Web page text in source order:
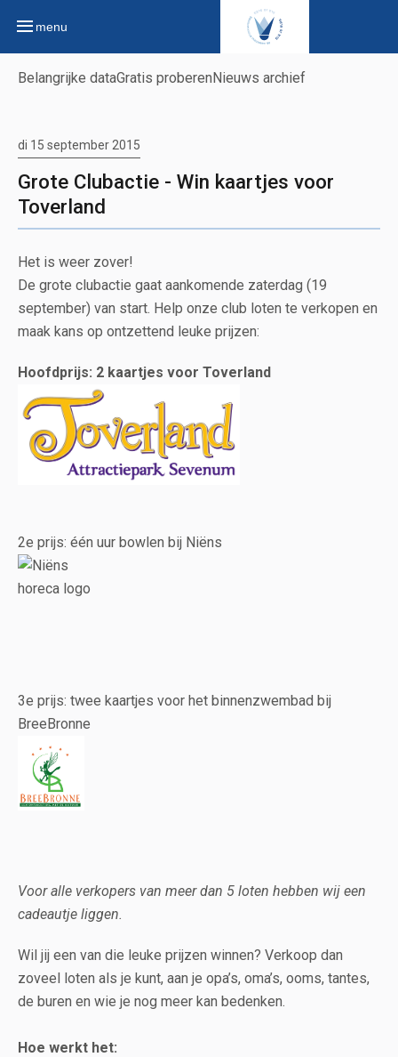
menu
Belangrijke dataGratis proberen Nieuws archief
di 15 september 2015
Grote Clubactie - Win kaartjes voor
Toverland
Het is weer zover!
De grote clubactie gaat aankomende zaterdag (19
september) van start. Help onze club loten te verkopen en
maak kans op ontzettend leuke prijzen:
Hoofdprijs: 2 kaartjes voor Toverland
2e prijs: één uur bowlen bij Niëns
3e prijs: twee kaartjes voor het binnenzwembad bij
BreeBronne
Voor alle verkopers van meer dan 5 loten hebben wij een
cadeautje liggen.
Wil jij een van die leuke prijzen winnen? Verkoop dan
zoveel loten als je kunt, aan je opa’s, oma’s, ooms, tantes,
de buren en wie je nog meer kan bedenken.
Hoe werkt het: